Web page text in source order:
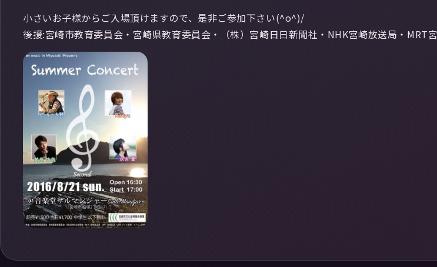
小さいお子様からご入場頂けますので、是非ご参加下さい(^o^)/
後援:宮崎市教育委員会・宮崎県教育委員会・（株）宮崎日日新聞社・NHK宮崎放送局・MRT